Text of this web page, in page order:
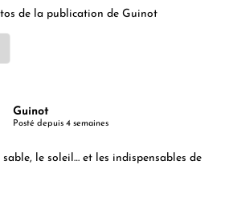
de la publication de Guinot
Guinot
Posté depuis 4 semaines
sable, le soleil… et les indispensables de